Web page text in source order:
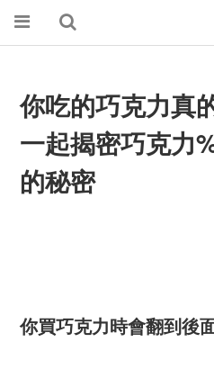
你吃的巧克力真
一起揭密巧克力
的秘密
你買巧克力時會翻到後